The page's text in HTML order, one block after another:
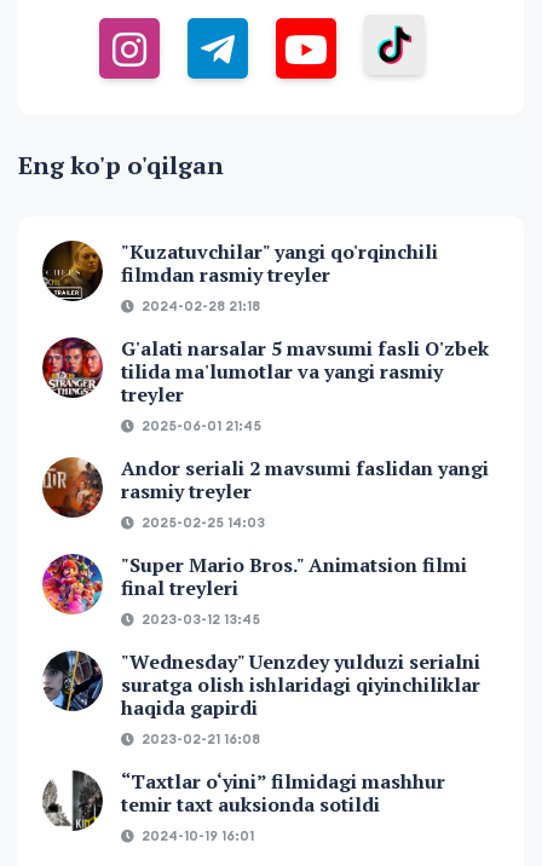
Eng ko'p o'qilgan
"Kuzatuvchilar" yangi qo'rqinchili
filmdan rasmiy treyler
2024-02-28 21:18
G'alati narsalar 5 mavsumi fasli O'zbek
tilida ma'lumotlar va yangi rasmiy
treyler
2025-06-01 21:45
Andor seriali 2 mavsumi faslidan yangi
rasmiy treyler
2025-02-25 14:03
"Super Mario Bros." Animatsion filmi
final treyleri
2023-03-12 13:45
"Wednesday" Uenzdey yulduzi serialni
suratga olish ishlaridagi qiyinchiliklar
haqida gapirdi
2023-02-21 16:08
“Taxtlar o‘yini” filmidagi mashhur
temir taxt auksionda sotildi
2024-10-19 16:01